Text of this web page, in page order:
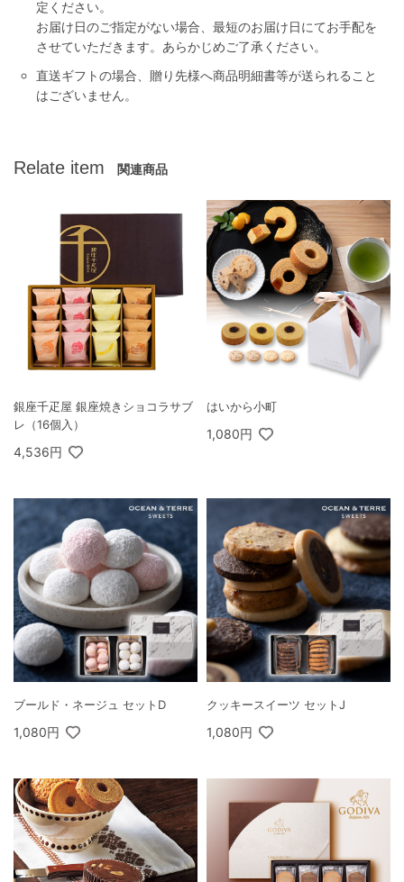
定ください。
お届け日のご指定がない場合、最短のお届け日にてお手配を
させていただきます。あらかじめご了承ください。
直送ギフトの場合、贈り先様へ商品明細書等が送られること
はございません。
Relate item 関連商品
銀座千疋屋 銀座焼きショコラサブ
レ（16個入）
4,536円
はいから小町
1,080円
ブールド・ネージュ セットD
1,080円
クッキースイーツ セットJ
1,080円